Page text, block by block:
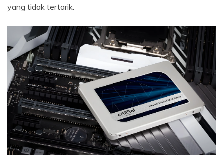
yang tidak tertarik.